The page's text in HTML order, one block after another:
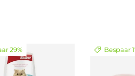
29% Bespaar